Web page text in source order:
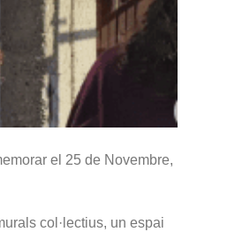
el 25 de Novembre,
col·lectius, un espai